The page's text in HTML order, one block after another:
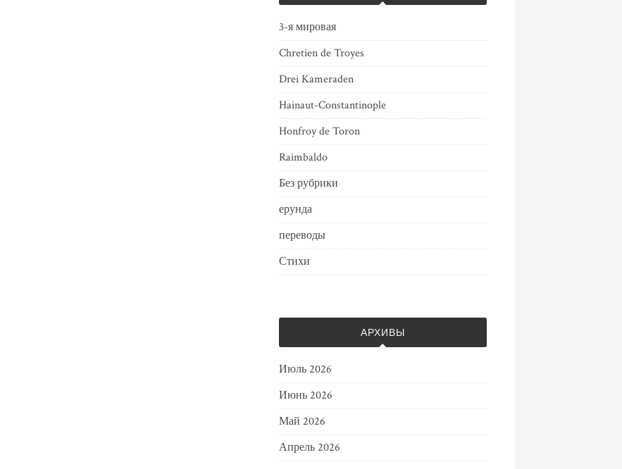
3-я мировая
Chretien de Troyes
Drei Kameraden
Hainaut-Constantinople
Honfroy de Toron
Raimbaldo
Без рубрики
ерунда
переводы
Стихи
АРХИВЫ
Июль 2026
Июнь 2026
Май 2026
Апрель 2026